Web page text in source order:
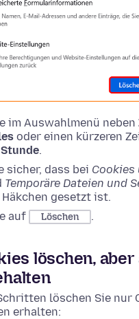
im Auswahlmenü neben
oder einen kürzeren
.
sicher, dass bei Cookies
Temporäre Dateien und
gesetzt ist.
auf
Löschen .
löschen,
löschen Sie nur
erhalten: